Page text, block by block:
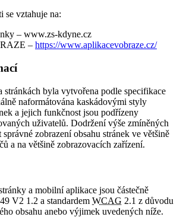
se vztahuje na:
– www.zs-kdyne.cz
– https://www.aplikacevobraze.cz/
stránkách byla vytvořena podle specifikace
naformátována kaskádovými styly
a jejich funkčnost jsou podřízeny
uživatelů. Dodržení výše zmíněných
zobrazení obsahu stránek ve většině
a na většině zobrazovacích zařízení.
a mobilní aplikace jsou částečně
V2 1.2 a standardem WCAG 2.1 z důvodu
obsahu anebo výjimek uvedených níže.